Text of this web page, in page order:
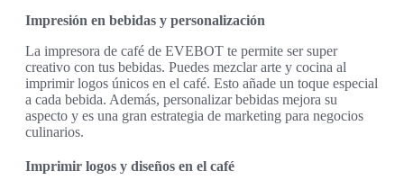
Impresión en bebidas y personalización
La impresora de café de EVEBOT te permite ser super
creativo con tus bebidas. Puedes mezclar arte y cocina al
imprimir logos únicos en el café. Esto añade un toque especial
a cada bebida. Además, personalizar bebidas mejora su
aspecto y es una gran estrategia de marketing para negocios
culinarios.
Imprimir logos y diseños en el café